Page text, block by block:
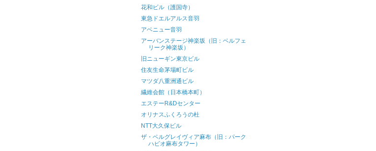
花和ビル（護国寺）
東急ドエルアルス音羽
アベニュー音羽
アーバンステージ神楽坂（旧：ベルフェ
リーク神楽坂）
旧ニューギン東京ビル
住友生命茅場町ビル
マツダ八重洲通ビル
繊維会館（日本橋本町）
エステーR&Dセンター
オリナスふくろうの杜
NTT大久保ビル
ザ・ベルグレイヴィア麻布（旧：パーク
ハビオ麻布タワー）